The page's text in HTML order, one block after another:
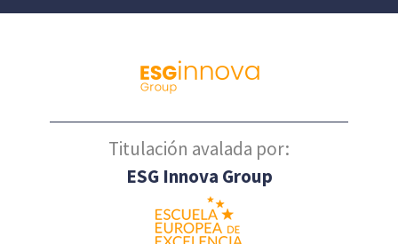
Titulación avalada por:
ESG Innova Group